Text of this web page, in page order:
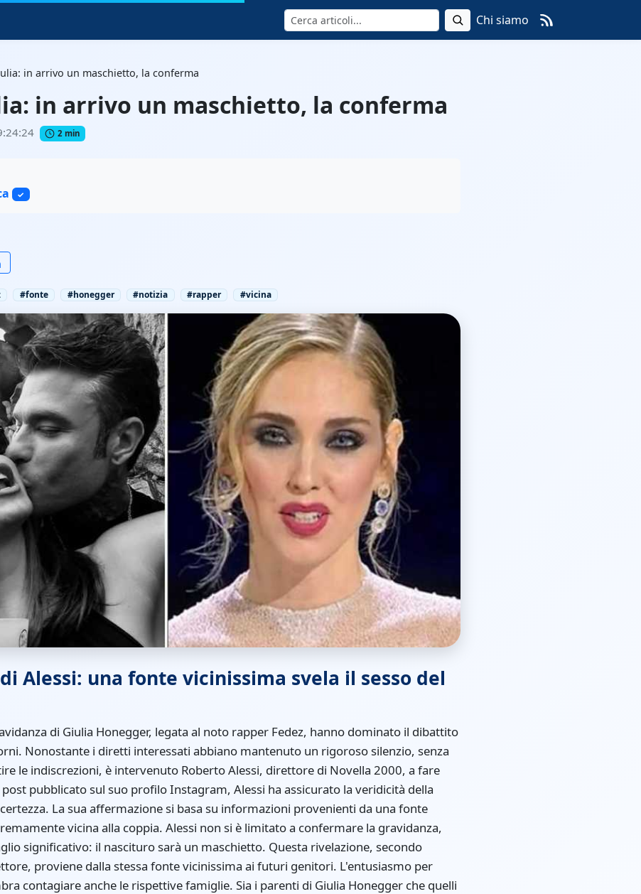
Cerca Chi siamo
in arrivo un maschietto, la conferma
in arrivo un maschietto, la conferma
2 min
✓
#fonte #honegger #notizia #rapper #vicina
Alessi: una fonte vicinissima svela il sesso del
di Giulia Honegger, legata al noto rapper Fedez, hanno dominato il dibattito
Nonostante i diretti interessati abbiano mantenuto un rigoroso silenzio, senza
le indiscrezioni, è intervenuto Roberto Alessi, direttore di Novella 2000, a fare
pubblicato sul suo profilo Instagram, Alessi ha assicurato la veridicità della
La sua affermazione si basa su informazioni provenienti da una fonte
vicina alla coppia. Alessi non si è limitato a confermare la gravidanza,
significativo: il nascituro sarà un maschietto. Questa rivelazione, secondo
proviene dalla stessa fonte vicinissima ai futuri genitori. L'entusiasmo per
contagiare anche le rispettive famiglie. Sia i parenti di Giulia Honegger che quelli